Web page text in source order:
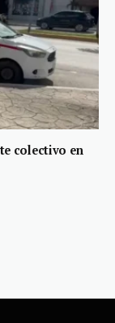
colectivo en